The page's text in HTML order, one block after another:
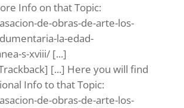
Info on that Topic:
de-obras-de-arte-los-
la-edad-
s-xviii/ [...]
[...] Here you will find
Info to that Topic:
de-obras-de-arte-los-